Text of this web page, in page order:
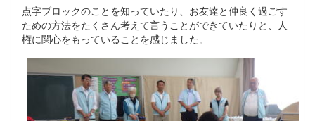
点字ブロックのことを知っていたり、お友達と仲良く過ごす
ための方法をたくさん考えて言うことができていたりと、人
権に関心をもっていることを感じました。